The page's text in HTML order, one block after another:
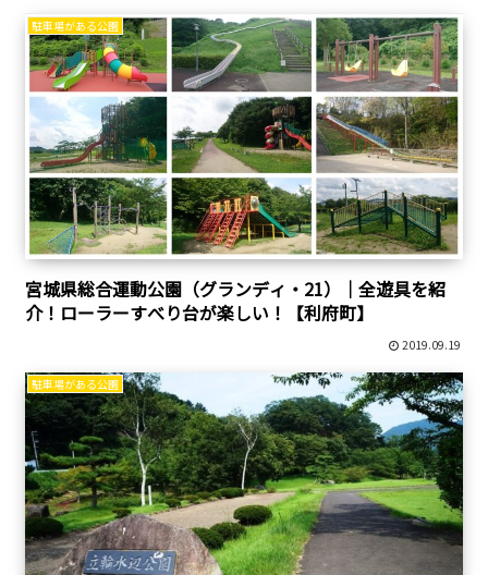
駐車場がある公園
宮城県総合運動公園（グランディ・21）｜全遊具を紹
介！ローラーすべり台が楽しい！【利府町】
2019.09.19
駐車場がある公園